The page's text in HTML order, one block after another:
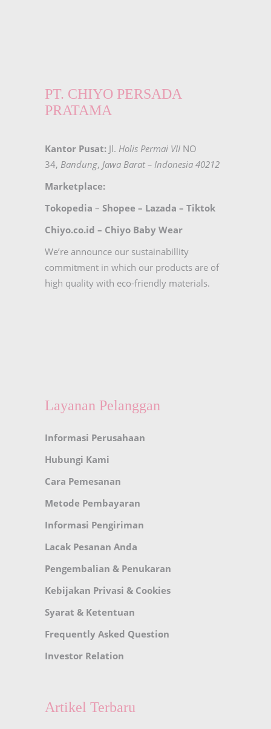
PT. CHIYO PERSADA
PRATAMA
Kantor Pusat: Jl. Holis Permai VII NO
34, Bandung, Jawa Barat – Indonesia 40212
Marketplace:
Tokopedia – Shopee – Lazada – Tiktok
Chiyo.co.id – Chiyo Baby Wear
We’re announce our sustainabillity
commitment in which our products are of
high quality with eco-friendly materials.
Layanan Pelanggan
Informasi Perusahaan
Hubungi Kami
Cara Pemesanan
Metode Pembayaran
Informasi Pengiriman
Lacak Pesanan Anda
Pengembalian & Penukaran
Kebijakan Privasi & Cookies
Syarat & Ketentuan
Frequently Asked Question
Investor Relation
Artikel Terbaru